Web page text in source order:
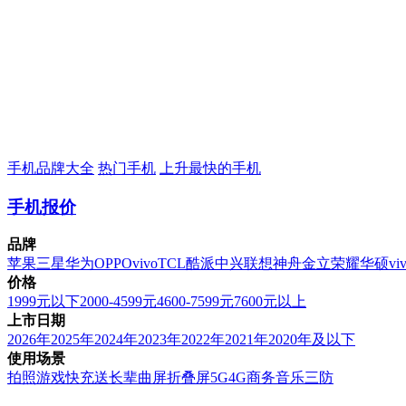
手机品牌大全 热门手机 上升最快的手机
手机报价
品牌
苹果三星华为OPPOvivoTCL酷派中兴联想神舟金立荣耀华硕
价格
1999元以下2000-4599元4600-7599元7600元以上
上市日期
2026年2025年2024年2023年2022年2021年2020年及以下
使用场景
拍照游戏快充送长辈曲屏折叠屏5G4G商务音乐三防